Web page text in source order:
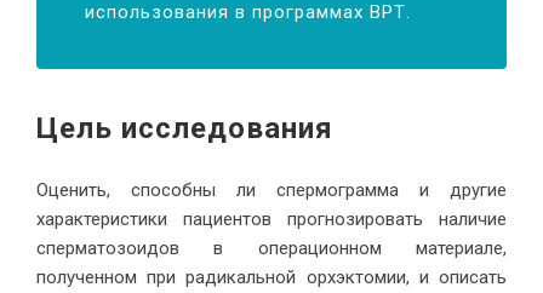
использования в программах ВРТ.
Цель исследования
Оценить, способны ли спермограмма и другие
характеристики пациентов прогнозировать наличие
сперматозоидов в операционном материале,
полученном при радикальной орхэктомии, и описать